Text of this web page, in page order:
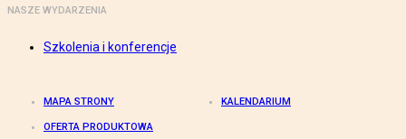
NASZE WYDARZENIA
Szkolenia i konferencje
MAPA STRONY KALENDARIUM
OFERTA PRODUKTOWA